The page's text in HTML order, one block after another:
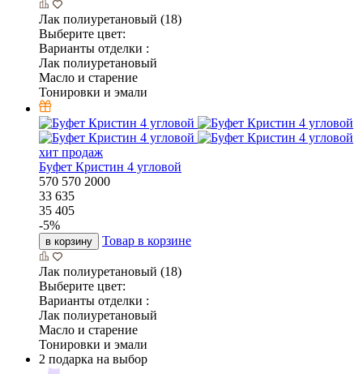
Лак полиуретановый (18)
Выберите цвет:
Варианты отделки :
Лак полиуретановый
Масло и старение
Тонировки и эмали
хит продаж
Буфет Кристин 4 угловой
570 570 2000
33 635
35 405
-5%
в корзину Товар в корзине
Лак полиуретановый (18)
Выберите цвет:
Варианты отделки :
Лак полиуретановый
Масло и старение
Тонировки и эмали
2 подарка на выбор